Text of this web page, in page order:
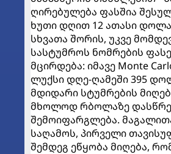
ღირებულება ფასშია
ხუთი დღით 12 ათასი
სხვათა შორის, უკვე
სასტუმროს ნომრების
მცირდება: იმავე Monte
ლუქსი დღე-ღამეში 395
მდიდარი სტუმრების
მხოლოდ რბოლაზე
შემოიფარგლება.
საღამოს, პირველი
შემდეგ ეწყობა მიღება,